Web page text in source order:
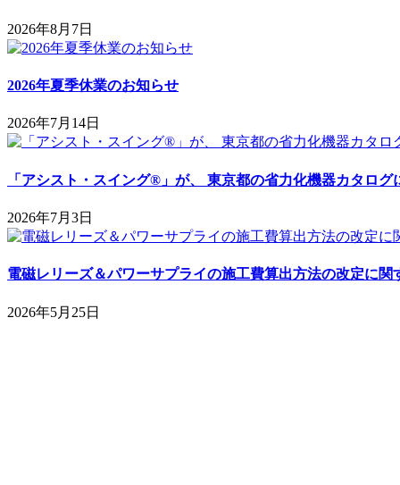
2026年8月7日
2026年夏季休業のお知らせ
2026年7月14日
「アシスト・スイング®」が、 東京都の省力化機器カタログ
2026年7月3日
電磁レリーズ＆パワーサプライの施工費算出方法の改定に関
2026年5月25日